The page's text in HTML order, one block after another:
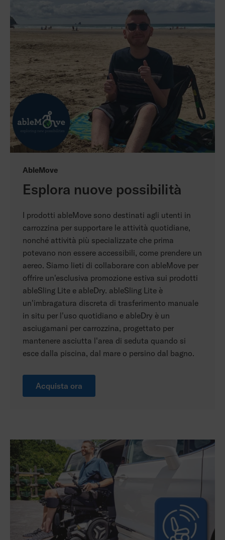
AbleMove
Esplora nuove possibilità
I prodotti ableMove sono destinati agli utenti in
carrozzina per supportare le attività quotidiane,
nonché attività più specializzate che prima
potevano non essere accessibili, come prendere un
aereo. Siamo lieti di collaborare con ableMove per
offrire un'esclusiva promozione estiva sui prodotti
ableSling Lite e ableDry. ableSling Lite è
un'imbragatura discreta di trasferimento manuale
in situ per l'uso quotidiano e ableDry è un
asciugamani per carrozzina, progettato per
mantenere asciutta l'area di seduta quando si
esce dalla piscina, dal mare o persino dal bagno.
Acquista ora